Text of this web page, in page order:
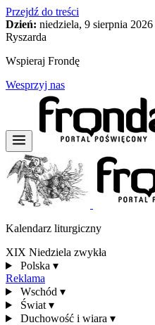
Przejdź do treści
Dzień: niedziela, 9 sierpnia 2026
Ryszarda
Wspieraj Frondę
Wesprzyj nas
Kalendarz liturgiczny
XIX Niedziela zwykła
Polska ▾
Reklama
Wschód ▾
Świat ▾
Duchowość i wiara ▾